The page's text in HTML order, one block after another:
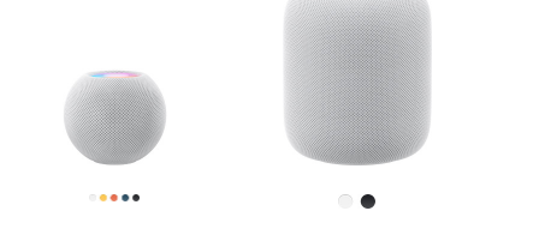
了
解
HomePod<